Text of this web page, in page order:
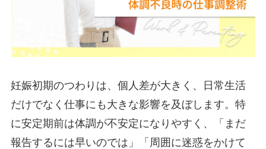
妊娠初期のつわりは、個人差が大きく、日常生活
だけでなく仕事にも大きな影響を及ぼします。特
に安定期前は体調が不安定になりやすく、「まだ
報告するには早いのでは」「周囲に迷惑をかけて